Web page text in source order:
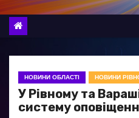
НОВИНИ ОБЛАСТІ НОВИНИ
У Рівному та
систему